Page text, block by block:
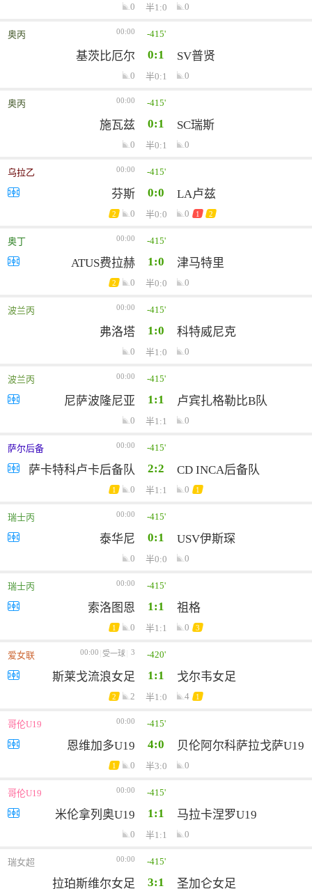
0 半1:0 0
奥丙 00:00 -415'
基茨比厄尔 0:1 SV普贤
0 半0:1 0
奥丙 00:00 -415'
施瓦兹 0:1 SC瑞斯
0 半0:1 0
乌拉乙 00:00 -415'
芬斯 0:0 LA卢兹
2 0 半0:0 0 1 2
奥丁 00:00 -415'
ATUS费拉赫 1:0 津马特里
2 0 半0:0 0
波兰丙 00:00 -415'
弗洛塔 1:0 科特威尼克
0 半1:0 0
波兰丙 00:00 -415'
尼萨波隆尼亚 1:1 卢宾扎格勒比B队
0 半1:1 0
萨尔后备 00:00 -415'
萨卡特科卢卡后备队 2:2 CD INCA后备队
1 0 半1:1 0 1
瑞士丙 00:00 -415'
泰华尼 0:1 USV伊斯琛
0 半0:0 0
瑞士丙 00:00 -415'
索洛图恩 1:1 祖格
1 0 半1:1 0 3
爱女联 00:00 受一球 3 -420'
斯莱戈流浪女足 1:1 戈尔韦女足
2 2 半1:0 4 1
哥伦U19 00:00 -415'
恩维加多U19 4:0 贝伦阿尔科萨拉戈萨U19
1 0 半3:0 0
哥伦U19 00:00 -415'
米伦拿列奥U19 1:1 马拉卡涅罗U19
0 半1:1 0
瑞女超 00:00 -415'
拉珀斯维尔女足 3:1 圣加仑女足